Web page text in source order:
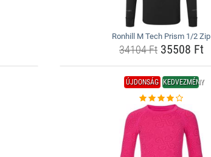
Ronhill M Tech Prism 1/2 Zip
34104 Ft35508 Ft
ÚJDONSÁG KEDVEZMÉNY